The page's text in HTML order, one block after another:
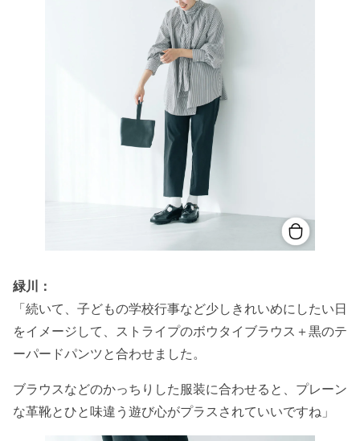
緑川：
「続いて、子どもの学校行事など少しきれいめにしたい日
をイメージして、ストライプのボウタイブラウス＋黒のテ
ーパードパンツと合わせました。
ブラウスなどのかっちりした服装に合わせると、プレーン
な革靴とひと味違う遊び心がプラスされていいですね」